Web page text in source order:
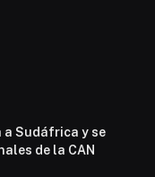
a Sudáfrica y se
de la CAN